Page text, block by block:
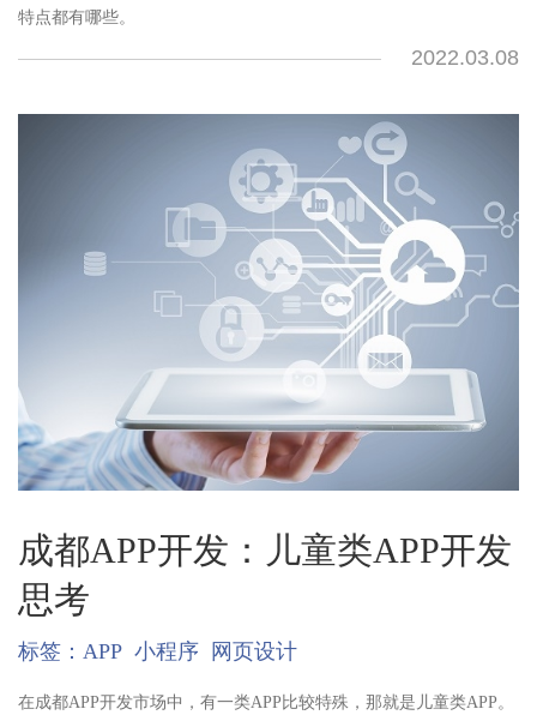
特点都有哪些。
2022.03.08
成都APP开发：儿童类APP开发
思考
标签： APP 小程序 网页设计
在成都APP开发市场中，有一类APP比较特殊，那就是儿童类APP。